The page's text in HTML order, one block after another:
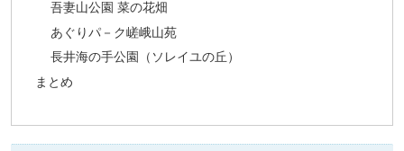
吾妻山公園 菜の花畑
あぐりパ－ク嵯峨山苑
長井海の手公園（ソレイユの丘）
まとめ